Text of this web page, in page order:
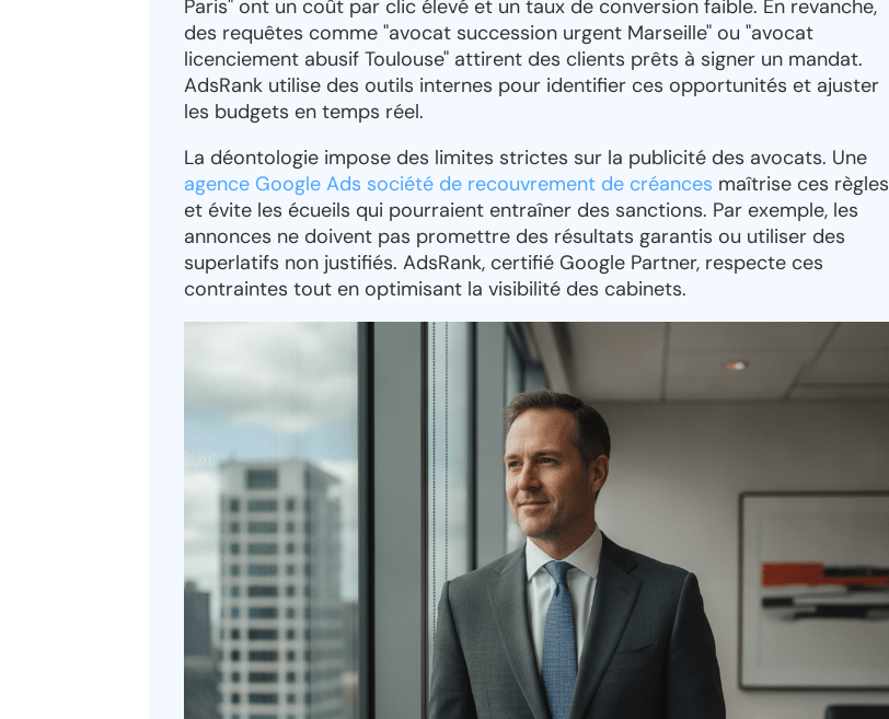
Paris" ont un coût par clic élevé et un taux de conversion faible. En revanche,
des requêtes comme "avocat succession urgent Marseille" ou "avocat
licenciement abusif Toulouse" attirent des clients prêts à signer un mandat.
AdsRank utilise des outils internes pour identifier ces opportunités et ajuster
les budgets en temps réel.
La déontologie impose des limites strictes sur la publicité des avocats. Une
agence Google Ads société de recouvrement de créances maîtrise ces règles
et évite les écueils qui pourraient entraîner des sanctions. Par exemple, les
annonces ne doivent pas promettre des résultats garantis ou utiliser des
superlatifs non justifiés. AdsRank, certifié Google Partner, respecte ces
contraintes tout en optimisant la visibilité des cabinets.